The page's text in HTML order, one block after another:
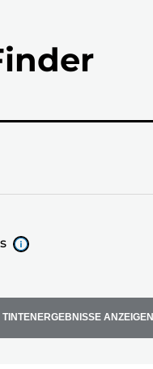
TINTENERGEBNISSE ANZEIGEN